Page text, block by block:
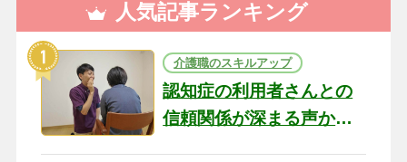
人気記事ランキング
介護職のスキルアップ
認知症の利用者さんとの
信頼関係が深まる声かけ